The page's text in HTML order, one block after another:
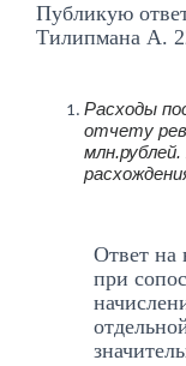
Публикую
Тилипмана А.
Расходы
отчету
Ответ на
при